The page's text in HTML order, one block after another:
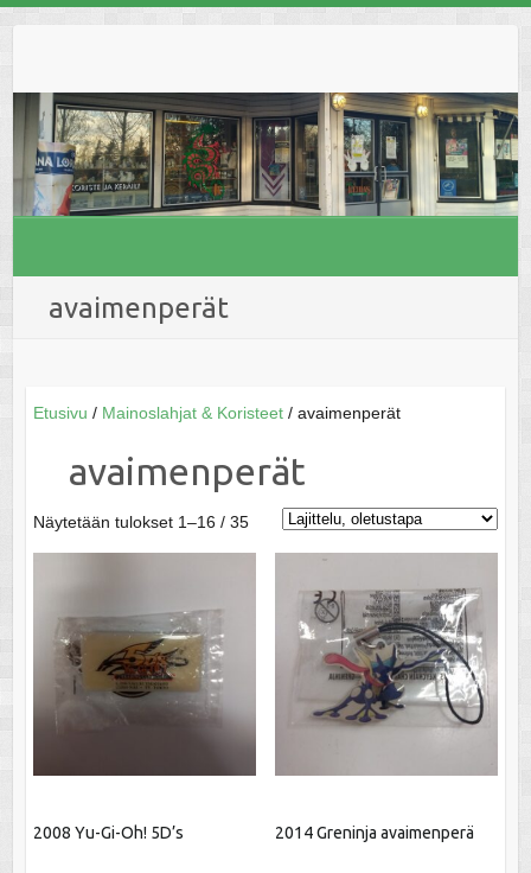
avaimenperät
Etusivu / Mainoslahjat & Koristeet/ avaimenperät
avaimenperät
Näytetään tulokset 1–16 / 35
2008 Yu-Gi-Oh! 5D’s 2014 Greninja avaimenperä